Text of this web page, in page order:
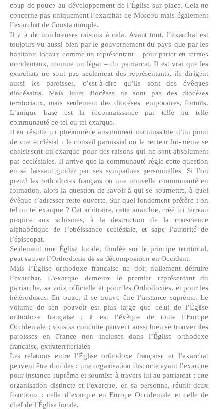
coup de pouce au développement de l’Église sur place. Cela ne
concerne pas uniquement l’exarchat de Moscou mais également
l’exarchat de Constantinople.
Il y a de nombreuses raisons à cela. Avant tout, l’exarchat est
toujours vu aussi bien par le gouvernement du pays que par les
habitants locaux comme un représentant – pour parler en termes
occidentaux, comme un légat – du patriarcat. Il est vrai que les
exarchats ne sont pas seulement des représentants, ils dirigent
aussi les paroisses, c’est-à-dire qu’ils sont des évêques
diocésains. Mais leurs diocèses ne sont pas des diocèses
territoriaux, mais seulement des diocèses temporaires, fortuits.
L’unique base est la reconnaissance par telle ou telle
communauté de tel ou tel exarque.
Il en résulte un phénomène absolument inadmissible d’un point
de vue ecclésial : le conseil paroissial ou le recteur lui-même se
choisissent un exarque pour des raisons qui ne sont absolument
pas ecclésiales. Il arrive que la communauté règle cette question
en se laissant guider par ses sympathies personnelles. Si l’on
prend les orthodoxes français ou une nouvelle communauté en
formation, alors la question de savoir à qui se soumettre, à quel
évêque s’adresser reste ouverte. Sur quel fondement préfère-t-on
tel ou tel exarque ? Cet arbitraire, cette anarchie, créé un terreau
propice aux schismes, à la destruction de la conscience
alphabétique de l’obéissance ecclésiale, et sape l’autorité de
l’épiscopat.
Seulement une Église locale, fondée sur le principe territorial,
peut sauver l’Orthodoxie de sa décomposition en Occident.
Mais l’Église orthodoxe française ne doit nullement détruire
l’exarchat. L’exarque demeure le premier représentant du
patriarche, sa voix officielle et pour les Orthodoxies, et pour les
hétérodoxes. En outre, il se trouve être l’instance suprême. Le
volume de son pouvoir est plus large que celui de l’Église
orthodoxe française ; il est l’évêque de toute l’Europe
Occidentale ; sous sa conduite peuvent aussi bien se trouver des
paroisses en France non incluses dans l’Église orthodoxe
française, extraterritoriales.
Les relations entre l’Église orthodoxe française et l’exarchat
peuvent être doubles : une organisation distincte ayant l’exarque
pour instance suprême et soumise à travers lui au patriarcat ; une
organisation distincte et l’exarque, en sa personne, réunit deux
fonctions : celle d’exarque en Europe Occidentale et celle de
chef de l’Église locale.